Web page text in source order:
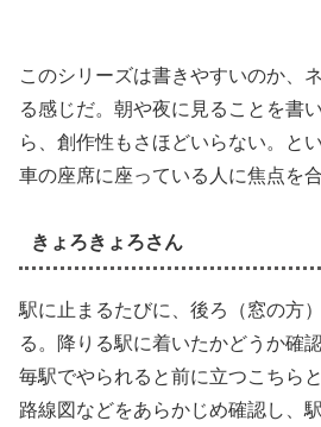
このシリーズは書きやすいのか、
る感じだ。朝や夜に見ることを書
ら、創作性もさほどいらない。と
車の座席に座っている人に焦点を
きょろきょろさん
駅に止まるたびに、後ろ（窓の方
る。降りる駅に着いたかどうか確
毎駅でやられると前に立つこちら
路線図などをあらかじめ確認し、